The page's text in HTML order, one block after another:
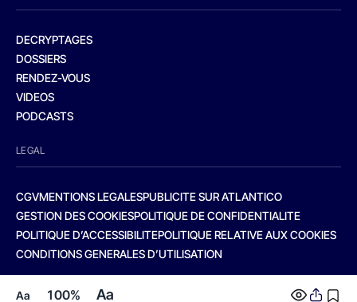
Aa 100% Aa
DECRYPTAGES
DOSSIERS
RENDEZ-VOUS
VIDEOS
PODCASTS
LEGAL
CGVMENTIONS LEGALESPUBLICITE SUR ATLANTICO
GESTION DES COOKIESPOLITIQUE DE CONFIDENTIALITE
POLITIQUE D’ACCESSIBILITEPOLITIQUE RELATIVE AUX COOKIES
CONDITIONS GENERALES D’UTILISATION